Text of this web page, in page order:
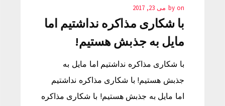
by on می 23, 2017
با شکاری مذاکره نداشتیم اما
مایل به جذبش هستیم!
با شکاری مذاکره نداشتیم اما مایل به
جذبش هستیم! با شکاری مذاکره نداشتیم
اما مایل به جذبش هستیم! با شکاری مذاکره